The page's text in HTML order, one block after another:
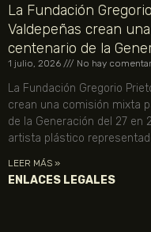
La Fundación
Valdepeñas crean
centenario de la
1 julio, 2026 No hay
La Fundación Gregorio
crean una comisión mixta
de la Generación del 27 en
artista plástico
LEER MÁS »
ENLACES LEGALES